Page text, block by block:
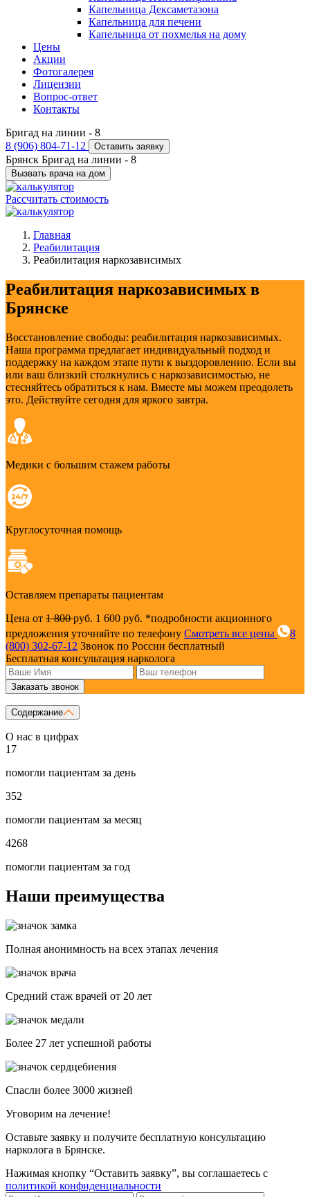
Капельница Дексаметазона
Капельница для печени
Капельница от похмелья на дому
Цены
Акции
Фотогалерея
Лицензии
Вопрос-ответ
Контакты
Бригад на линии - 8
8 (906) 804-71-12
Оставить заявку
Брянск Бригад на линии - 8
Вызвать врача на дом
Рассчитать стоимость
Главная
Реабилитация
Реабилитация наркозависимых
Реабилитация наркозависимых в
Брянске
Восстановление свободы: реабилитация наркозависимых.
Наша программа предлагает индивидуальный подход и
поддержку на каждом этапе пути к выздоровлению. Если вы
или ваш близкий столкнулись с наркозависимостью, не
стесняйтесь обратиться к нам. Вместе мы можем преодолеть
это. Действуйте сегодня для яркого завтра.
Медики с большим стажем работы
Круглосуточная помощь
Оставляем препараты пациентам
Цена от 1 800руб. 1 600 руб. *подробности акционного
предложения уточняйте по телефону Смотреть все цены
8
(800) 302-67-12 Звонок по России бесплатный
Бесплатная консультация нарколога
Заказать звонок
Содержание
О нас в цифрах
17
помогли пациентам за день
352
помогли пациентам за месяц
4268
помогли пациентам за год
Наши преимущества
Полная анонимность на всех этапах лечения
Средний стаж врачей от 20 лет
Более 27 лет успешной работы
Спасли более 3000 жизней
Уговорим на лечение!
Оставьте заявку и получите бесплатную консультацию
нарколога в Брянске.
Нажимая кнопку “Оставить заявку”, вы соглашаетесь с
политикой конфиденциальности